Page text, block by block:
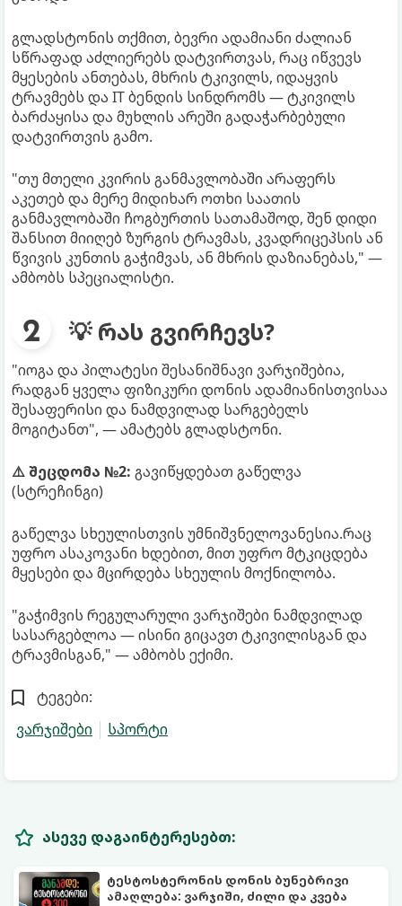
გლადსტონის თქმით, ბევრი ადამიანი ძალიან
სწრაფად აძლიერებს დატვირთვას, რაც იწვევს
მყესების ანთებას, მხრის ტკივილს, იდაყვის
ტრავმებს და IT ბენდის სინდრომს — ტკივილს
ბარძაყისა და მუხლის არეში გადაჭარბებული
დატვირთვის გამო.
"თუ მთელი კვირის განმავლობაში არაფერს
აკეთებ და მერე მიდიხარ ოთხი საათის
განმავლობაში ჩოგბურთის სათამაშოდ, შენ დიდი
შანსით მიიღებ ზურგის ტრავმას, კვადრიცეპსის ან
წვივის კუნთის გაჭიმვას, ან მხრის დაზიანებას," —
ამბობს სპეციალისტი.
💡 რას გვირჩევს?
"იოგა და პილატესი შესანიშნავი ვარჯიშებია,
რადგან ყველა ფიზიკური დონის ადამიანისთვისაა
შესაფერისი და ნამდვილად სარგებელს
მოგიტანთ", — ამატებს გლადსტონი.
⚠️ შეცდომა №2: გავიწყდებათ გაწელვა
(სტრეჩინგი)
გაწელვა სხეულისთვის უმნიშვნელოვანესია.რაც
უფრო ასაკოვანი ხდებით, მით უფრო მტკიცდება
მყესები და მცირდება სხეულის მოქნილობა.
"გაჭიმვის რეგულარული ვარჯიშები ნამდვილად
სასარგებლოა — ისინი გიცავთ ტკივილისგან და
ტრავმისგან," — ამბობს ექიმი.
ტეგები:
ვარჯიშები
სპორტი
ასევე დაგაინტერესებთ:
ტესტოსტერონის დონის ბუნებრივი
ამაღლება: ვარჯიში, ძილი და კვება